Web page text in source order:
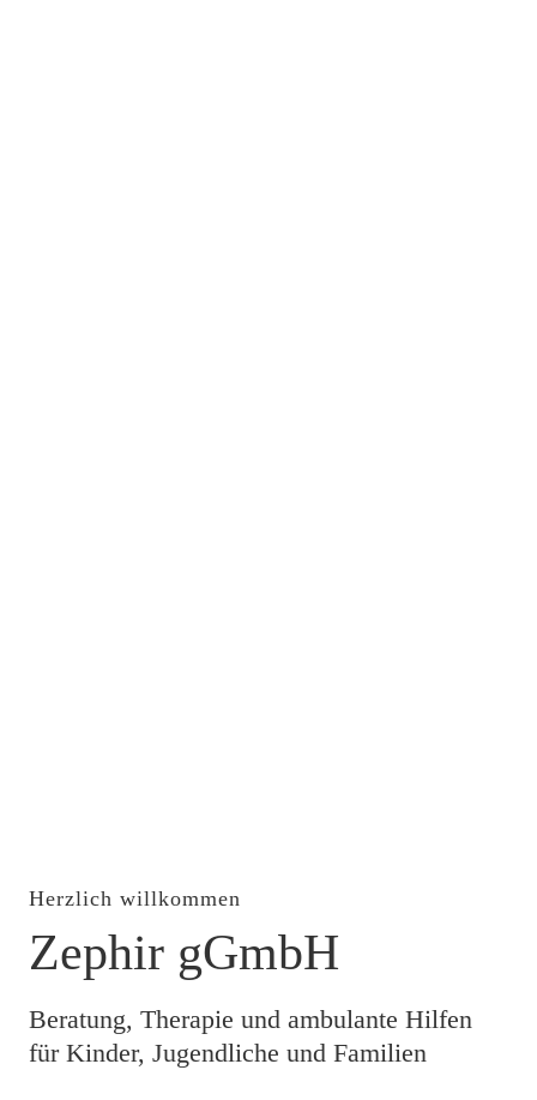
Herzlich willkommen
Zephir gGmbH
Beratung, Therapie und ambulante Hilfen
für Kinder, Jugendliche und Familien